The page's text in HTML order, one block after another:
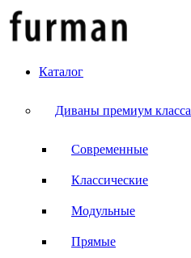
Каталог
Диваны премиум класса
Современные
Классические
Модульные
Прямые